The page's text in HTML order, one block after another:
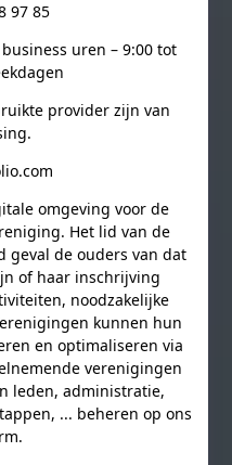
97 85
uren – 9:00 tot
provider zijn van
omgeving voor de
Het lid van de
geval de ouders van dat
of haar inschrijving
noodzakelijke
kunnen hun
en optimaliseren via
verenigingen
leden, administratie,
... beheren op ons